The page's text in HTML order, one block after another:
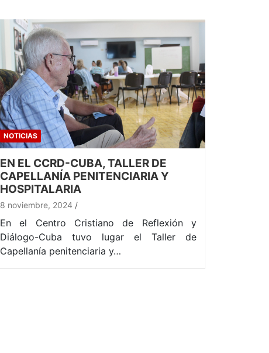
NOTICIAS
EN EL CCRD-CUBA, TALLER DE
CAPELLANÍA PENITENCIARIA Y
HOSPITALARIA
8 noviembre, 2024
En el Centro Cristiano de Reflexión y
Diálogo-Cuba tuvo lugar el Taller de
Capellanía penitenciaria y…